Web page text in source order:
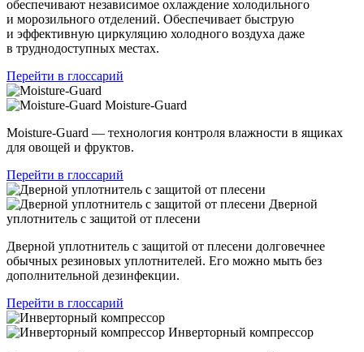
обеспечивают независимое охлаждение холодильного
и морозильного отделений. Обеспечивает быструю
и эффективную циркуляцию холодного воздуха даже
в труднодоступных местах.
Перейти в глоссарий
Moisture-Guard
Moisture-Guard — технология контроля влажности в ящиках
для овощей и фруктов.
Перейти в глоссарий
Дверной
уплотнитель с защитой от плесени
Дверной уплотнитель с защитой от плесени долговечнее
обычных резиновых уплотнителей. Его можно мыть без
дополнительной дезинфекции.
Перейти в глоссарий
Инверторный компрессор